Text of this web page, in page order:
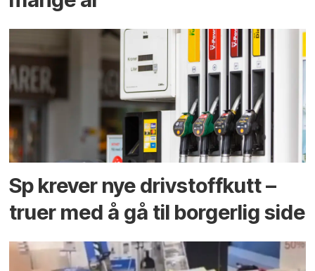
Sp krever nye drivstoffkutt –
truer med å gå til borgerlig side